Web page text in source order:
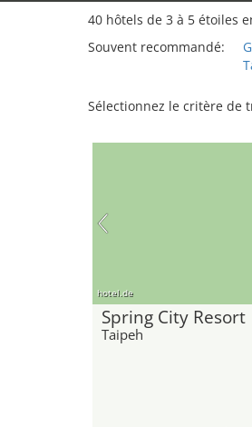
40 hôtels de 3 à 5 étoiles
Souvent recommandé:
Sélectionnez le critère de
hotel.de
Spring City Resort
Taipeh